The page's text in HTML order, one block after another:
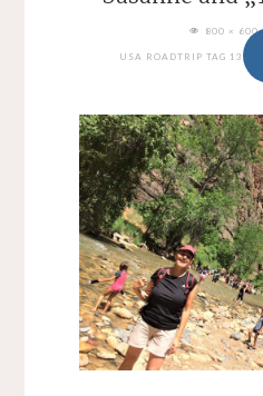
FULL800 × 600
USA ROADTRIP TAG 13: